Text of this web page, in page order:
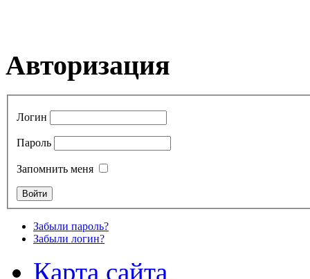
Авторизация
Логин
Пароль
Запомнить меня
Забыли пароль?
Забыли логин?
Карта сайта